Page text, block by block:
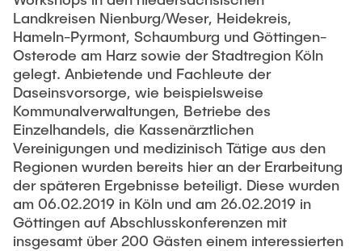
Landkreisen Nienburg/Weser, Heidekreis,
Hameln-Pyrmont, Schaumburg und Göttingen-
Osterode am Harz sowie der Stadtregion Köln
gelegt. Anbietende und Fachleute der
Daseinsvorsorge, wie beispielsweise
Kommunalverwaltungen, Betriebe des
Einzelhandels, die Kassenärztlichen
Vereinigungen und medizinisch Tätige aus den
Regionen wurden bereits hier an der Erarbeitung
der späteren Ergebnisse beteiligt. Diese wurden
am 06.02.2019 in Köln und am 26.02.2019 in
Göttingen auf Abschlusskonferenzen mit
insgesamt über 200 Gästen einem interessierten